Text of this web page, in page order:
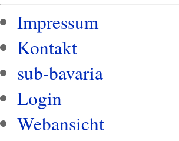
Impressum
Kontakt
sub-bavaria
Login
Webansicht